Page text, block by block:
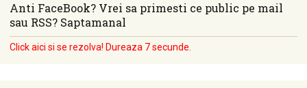
Anti FaceBook? Vrei sa primesti ce public pe mail
sau RSS? Saptamanal
Click aici si se rezolva! Dureaza 7 secunde.